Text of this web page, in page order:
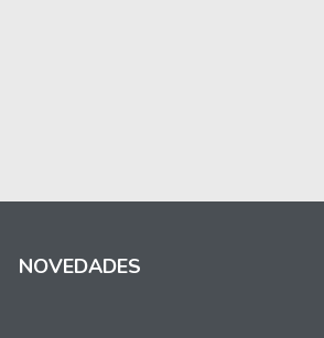
NOVEDADES